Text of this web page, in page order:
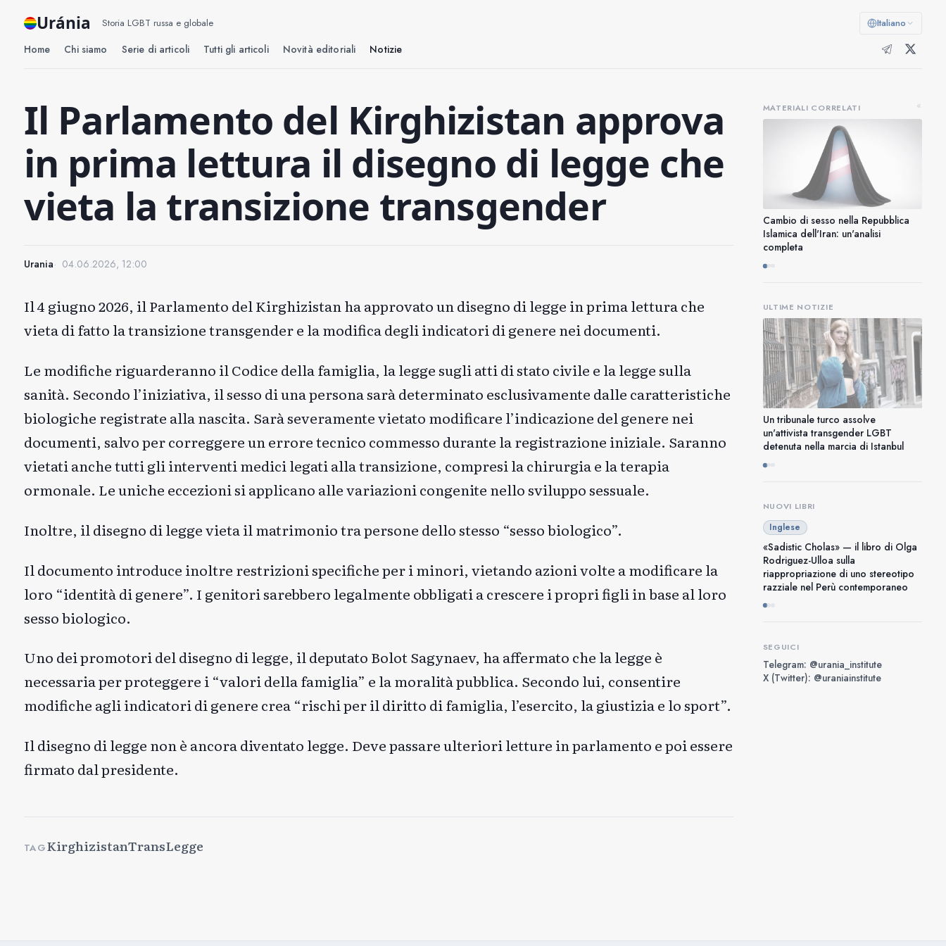
Uránia Storia LGBT russa e globale Italiano
Home Chi siamo Serie di articoli Tutti gli articoli Novità editoriali Notizie
Il Parlamento del Kirghizistan approva
in prima lettura il disegno di legge che
vieta la transizione transgender
Urania 04.06.2026, 12:00
Il 4 giugno 2026, il Parlamento del Kirghizistanha approvato un disegno di legge in prima lettura che
vieta di fatto la transizione transgender e la modifica degli indicatori di genere nei documenti.
Le modifiche riguarderanno il Codice della famiglia, la legge sugli atti di stato civile e la legge sulla
sanità. Secondo l’iniziativa, il sesso di una persona sarà determinato esclusivamente dalle caratteristiche
biologiche registrate alla nascita. Sarà severamente vietato modificare l’indicazione del genere nei
documenti, salvo per correggere un errore tecnico commesso durante la registrazione iniziale. Saranno
vietati anche tutti gli interventi medici legati alla transizione, compresi la chirurgia e la terapia
ormonale. Le uniche eccezioni si applicano alle variazioni congenite nello sviluppo sessuale.
Inoltre, il disegno di legge vieta il matrimonio tra persone dello stesso “sesso biologico”.
Il documento introduce inoltre restrizioni specifiche per i minori, vietando azioni volte a modificare la
loro “identità di genere”. I genitori sarebbero legalmente obbligati a crescere i propri figli in base al loro
sesso biologico.
Uno dei promotori del disegno di legge, il deputato Bolot Sagynaev, ha affermato che la legge è
necessaria per proteggere i “valori della famiglia” e la moralità pubblica. Secondo lui, consentire
modifiche agli indicatori di genere crea “rischi per il diritto di famiglia, l’esercito, la giustizia e lo sport”.
Il disegno di legge non è ancora diventato legge. Deve passare ulteriori letture in parlamento e poi essere
firmato dal presidente.
TAGKirghizistanTransLegge
«
MATERIALI CORRELATI
Cambio di sesso nella Repubblica
Islamica dell'Iran: un'analisi
completa
ULTIME NOTIZIE
Un tribunale turco assolve
un'attivista transgender LGBT
detenuta nella marcia di Istanbul
NUOVI LIBRI
Inglese
«Sadistic Cholas» — il libro di Olga
Rodriguez-Ulloa sulla
riappropriazione di uno stereotipo
razziale nel Perù contemporaneo
SEGUICI
Telegram: @urania_institute
X (Twitter): @uraniainstitute